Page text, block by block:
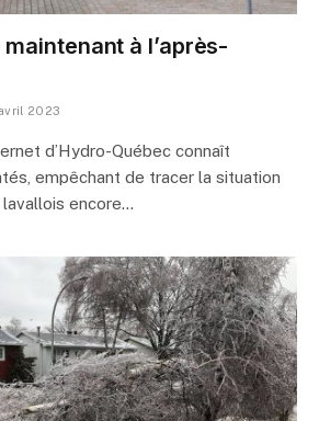
à l’après-
2023
d’Hydro-Québec connaît
empêchant de tracer la situation
encore…